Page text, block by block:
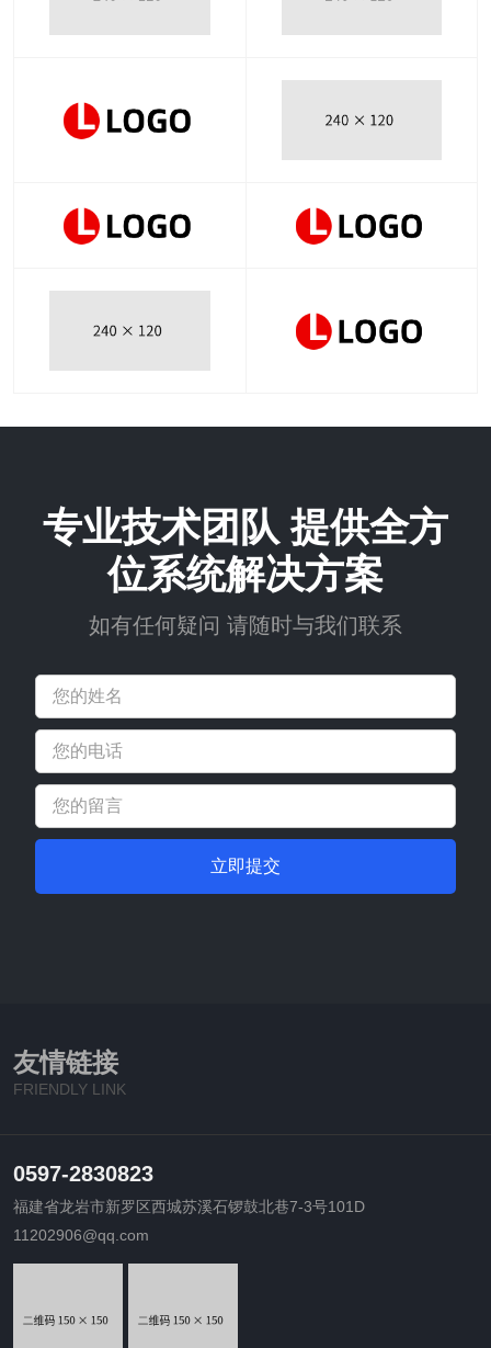
专业技术团队 提供全方
位系统解决方案
如有任何疑问 请随时与我们联系
立即提交
友情链接
FRIENDLY LINK
0597-2830823
福建省龙岩市新罗区西城苏溪石锣鼓北巷7-3号101D
11202906@qq.com